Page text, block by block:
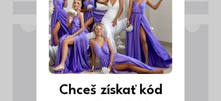
Chceš získať kód